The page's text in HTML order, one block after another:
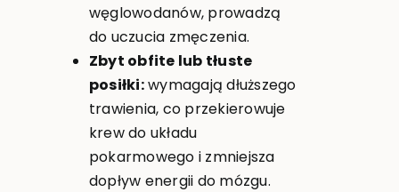
węglowodanów, prowadzą
do uczucia zmęczenia.
Zbyt obfite lub tłuste
posiłki:wymagają dłuższego
trawienia, co przekierowuje
krew do układu
pokarmowego i zmniejsza
dopływ energii do mózgu.